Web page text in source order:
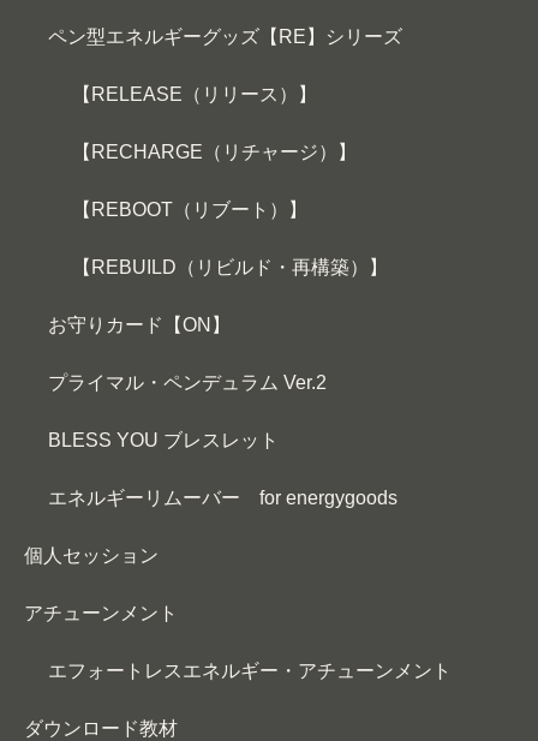
ペン型エネルギーグッズ【RE】シリーズ
【RELEASE（リリース）】
【RECHARGE（リチャージ）】
【REBOOT（リブート）】
【REBUILD（リビルド・再構築）】
お守りカード【ON】
プライマル・ペンデュラム Ver.2
BLESS YOU ブレスレット
エネルギーリムーバー for energygoods
個人セッション
アチューンメント
エフォートレスエネルギー・アチューンメント
ダウンロード教材